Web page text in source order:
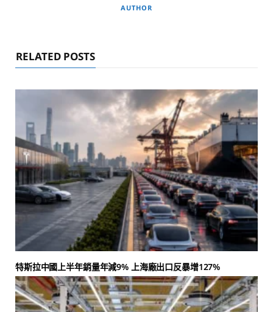
AUTHOR
RELATED POSTS
特斯拉中國上半年銷量年減9% 上海廠出口反暴增127%